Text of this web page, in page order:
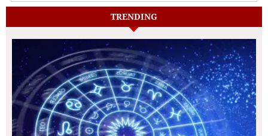
TRENDING